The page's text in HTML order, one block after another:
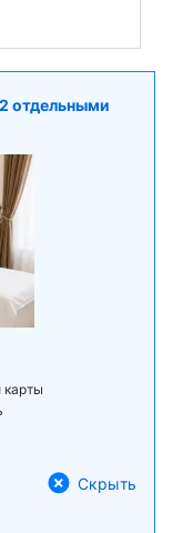
отдельными
карты
Скрыть